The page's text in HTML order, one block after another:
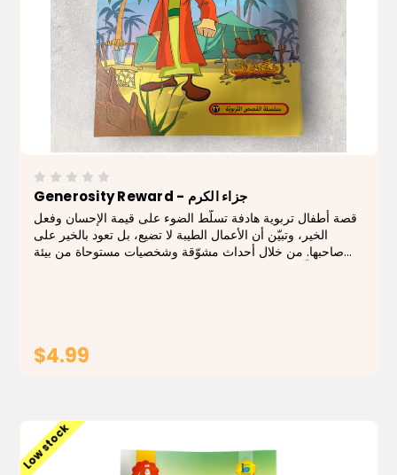
Generosity Reward - جزاء الكرم
قصة أطفال تربوية هادفة تسلّط الضوء على قيمة الإحسان وفعل
الخير، وتبيّن أن الأعمال الطيبة لا تضيع، بل تعود بالخير على
صاحبها. من خلال أحداث مشوّقة وشخصيات مستوحاة من بيئة
$4.99
Low stock